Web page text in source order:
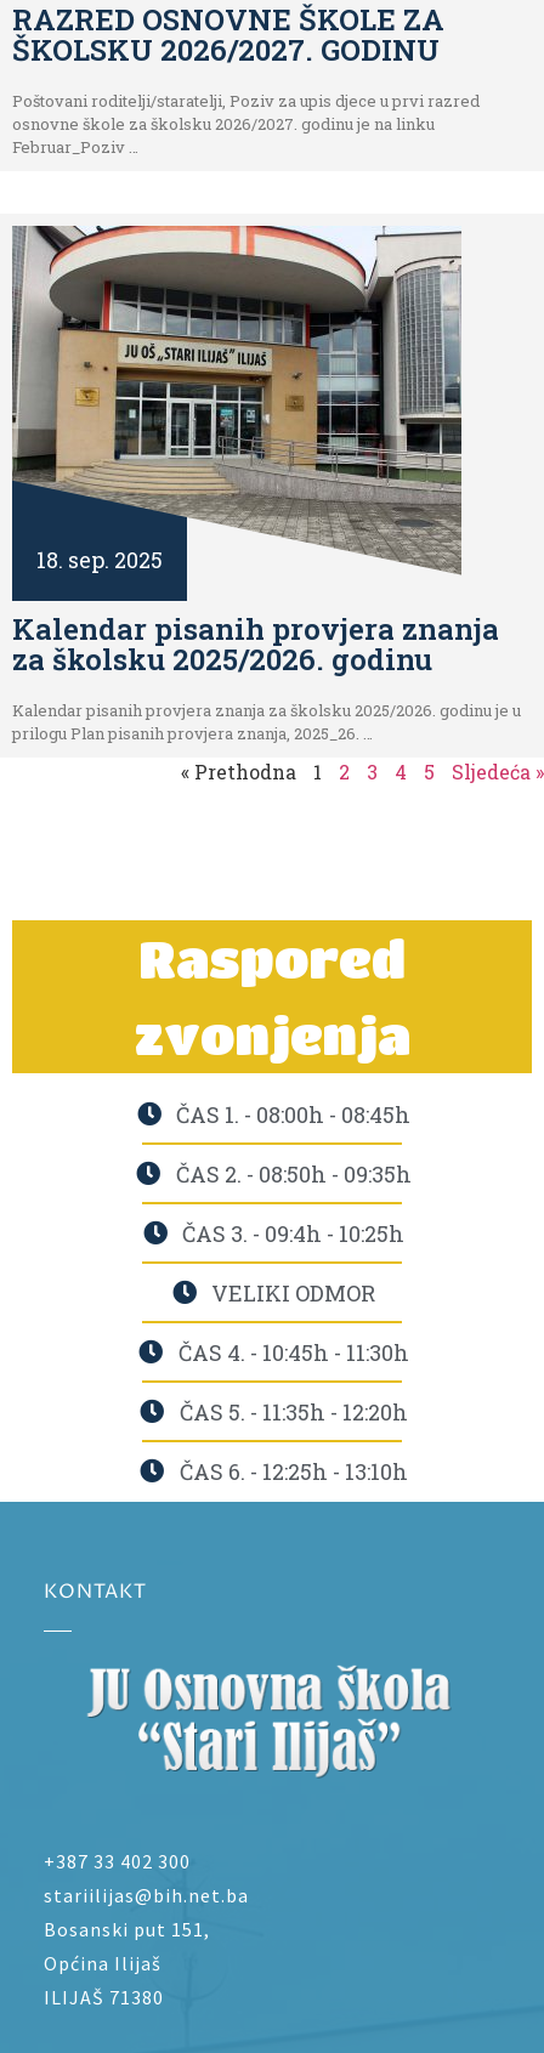
RAZRED OSNOVNE ŠKOLE ZA
ŠKOLSKU 2026/2027. GODINU
Poštovani roditelji/staratelji, Poziv za upis djece u prvi razred
osnovne škole za školsku 2026/2027. godinu je na linku
Februar_Poziv …
18. sep. 2025
Kalendar pisanih provjera znanja
za školsku 2025/2026. godinu
Kalendar pisanih provjera znanja za školsku 2025/2026. godinu je u
prilogu Plan pisanih provjera znanja, 2025_26. …
« Prethodna 1 2 3 4 5 Sljedeća »
Raspored
zvonjenja
ČAS 1. - 08:00h - 08:45h
ČAS 2. - 08:50h - 09:35h
ČAS 3. - 09:4h - 10:25h
VELIKI ODMOR
ČAS 4. - 10:45h - 11:30h
ČAS 5. - 11:35h - 12:20h
ČAS 6. - 12:25h - 13:10h
KONTAKT
+387 33 402 300
stariilijas@bih.net.ba
Bosanski put 151,
Općina Ilijaš
ILIJAŠ 71380